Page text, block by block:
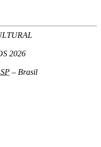
2026
SP – Brasil